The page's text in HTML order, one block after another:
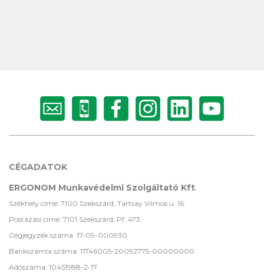
CÉGADATOK
ERGONOM Munkavédelmi Szolgáltató Kft.
Székhely címe: 7100 Szekszárd, Tartsay Vilmos u. 16.
Postázási címe: 7101 Szekszárd, Pf. 473.
Cégjegyzék száma: 17-09-000930
Bankszámla száma: 11746005-20092775-00000000
Adószáma: 10451988-2-17